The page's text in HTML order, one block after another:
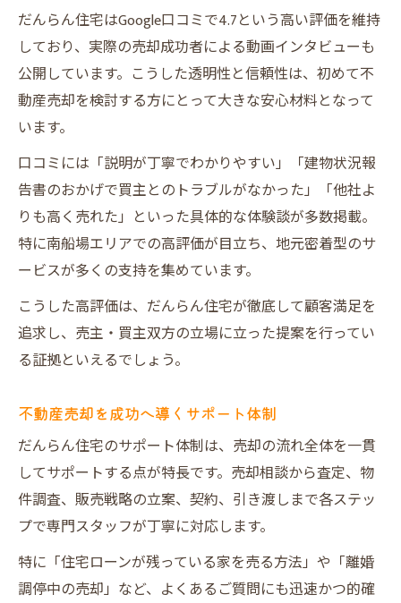
だんらん住宅はGoogle口コミで4.7という高い評価を維持
しており、実際の売却成功者による動画インタビューも
公開しています。こうした透明性と信頼性は、初めて不
動産売却を検討する方にとって大きな安心材料となって
います。
口コミには「説明が丁寧でわかりやすい」「建物状況報
告書のおかげで買主とのトラブルがなかった」「他社よ
りも高く売れた」といった具体的な体験談が多数掲載。
特に南船場エリアでの高評価が目立ち、地元密着型のサ
ービスが多くの支持を集めています。
こうした高評価は、だんらん住宅が徹底して顧客満足を
追求し、売主・買主双方の立場に立った提案を行ってい
る証拠といえるでしょう。
不動産売却を成功へ導くサポート体制
だんらん住宅のサポート体制は、売却の流れ全体を一貫
してサポートする点が特長です。売却相談から査定、物
件調査、販売戦略の立案、契約、引き渡しまで各ステッ
プで専門スタッフが丁寧に対応します。
特に「住宅ローンが残っている家を売る方法」や「離婚
調停中の売却」など、よくあるご質問にも迅速かつ的確